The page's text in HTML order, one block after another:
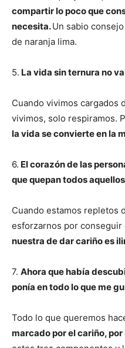
compartir lo poco que
necesita.Un sabio
de naranja lima.
5. La vida sin ternura no
Cuando vivimos cargados
vivimos, solo respiramos.
la vida se convierte en la
6. El corazón de las
que quepan todos
Cuando estamos repletos
esforzarnos por conseguir
nuestra de dar cariño es
7. Ahora que había
ponía en todo lo que me
Todo lo que queremos
marcado por el cariño,